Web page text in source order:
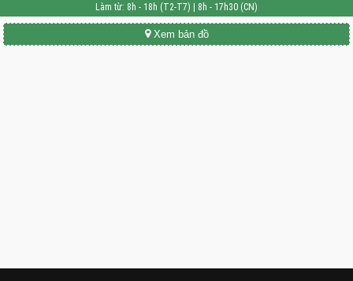
Làm từ: 8h - 18h (T2-T7) | 8h - 17h30 (CN)
Xem bản đồ